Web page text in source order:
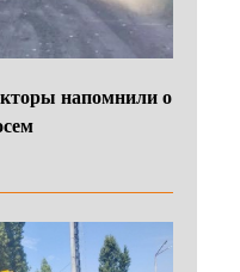
напомнили о